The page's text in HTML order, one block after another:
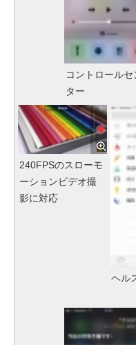
コントロールセ
ター
240FPSのスローモ
ーションビデオ撮
影に対応
ヘル